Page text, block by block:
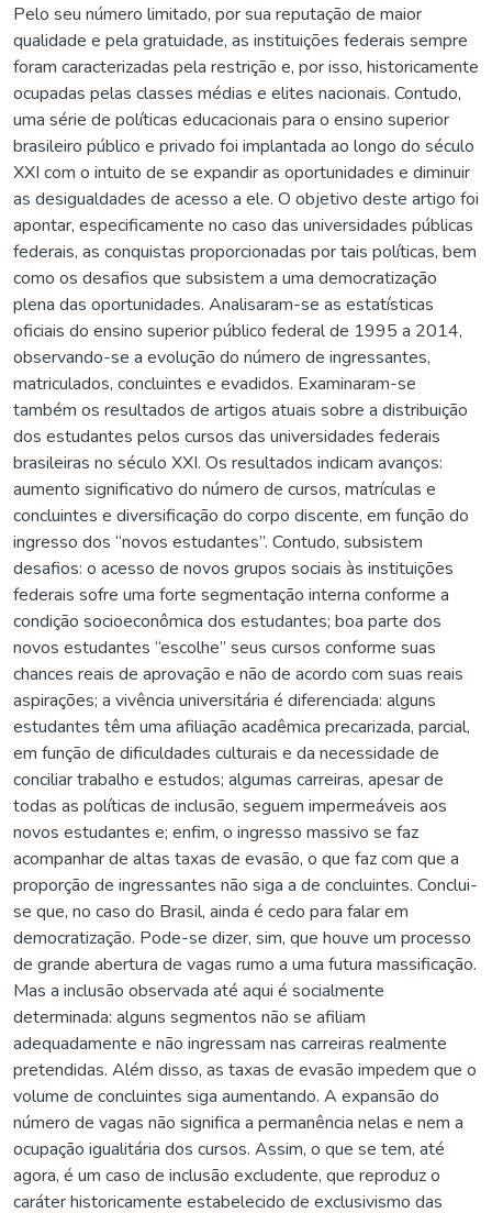
Pelo seu número limitado, por sua reputação de maior
qualidade e pela gratuidade, as instituições federais sempre
foram caracterizadas pela restrição e, por isso, historicamente
ocupadas pelas classes médias e elites nacionais. Contudo,
uma série de políticas educacionais para o ensino superior
brasileiro público e privado foi implantada ao longo do século
XXI com o intuito de se expandir as oportunidades e diminuir
as desigualdades de acesso a ele. O objetivo deste artigo foi
apontar, especificamente no caso das universidades públicas
federais, as conquistas proporcionadas por tais políticas, bem
como os desafios que subsistem a uma democratização
plena das oportunidades. Analisaram-se as estatísticas
oficiais do ensino superior público federal de 1995 a 2014,
observando-se a evolução do número de ingressantes,
matriculados, concluintes e evadidos. Examinaram-se
também os resultados de artigos atuais sobre a distribuição
dos estudantes pelos cursos das universidades federais
brasileiras no século XXI. Os resultados indicam avanços:
aumento significativo do número de cursos, matrículas e
concluintes e diversificação do corpo discente, em função do
ingresso dos “novos estudantes”. Contudo, subsistem
desafios: o acesso de novos grupos sociais às instituições
federais sofre uma forte segmentação interna conforme a
condição socioeconômica dos estudantes; boa parte dos
novos estudantes “escolhe” seus cursos conforme suas
chances reais de aprovação e não de acordo com suas reais
aspirações; a vivência universitária é diferenciada: alguns
estudantes têm uma afiliação acadêmica precarizada, parcial,
em função de dificuldades culturais e da necessidade de
conciliar trabalho e estudos; algumas carreiras, apesar de
todas as políticas de inclusão, seguem impermeáveis aos
novos estudantes e; enfim, o ingresso massivo se faz
acompanhar de altas taxas de evasão, o que faz com que a
proporção de ingressantes não siga a de concluintes. Conclui-
se que, no caso do Brasil, ainda é cedo para falar em
democratização. Pode-se dizer, sim, que houve um processo
de grande abertura de vagas rumo a uma futura massificação.
Mas a inclusão observada até aqui é socialmente
determinada: alguns segmentos não se afiliam
adequadamente e não ingressam nas carreiras realmente
pretendidas. Além disso, as taxas de evasão impedem que o
volume de concluintes siga aumentando. A expansão do
número de vagas não significa a permanência nelas e nem a
ocupação igualitária dos cursos. Assim, o que se tem, até
agora, é um caso de inclusão excludente, que reproduz o
caráter historicamente estabelecido de exclusivismo das